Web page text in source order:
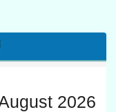
2026